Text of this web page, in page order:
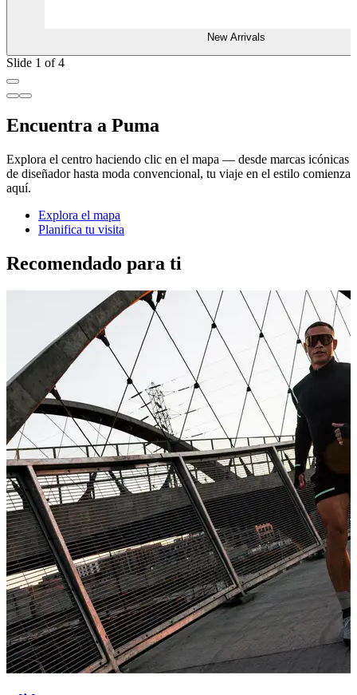
New Arrivals
Slide 1 of 4
Encuentra a Puma
Explora el centro haciendo clic en el mapa — desde marcas icónicas
de diseñador hasta moda convencional, tu viaje en el estilo comienza
aquí.
Explora el mapa
Planifica tu visita
Recomendado para ti